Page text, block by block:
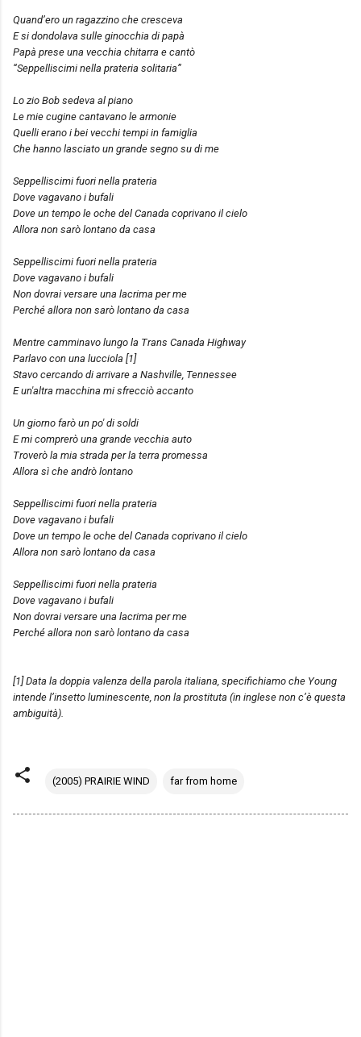
Quand’ero un ragazzino che cresceva
E si dondolava sulle ginocchia di papà
Papà prese una vecchia chitarra e cantò
“Seppelliscimi nella prateria solitaria”
Lo zio Bob sedeva al piano
Le mie cugine cantavano le armonie
Quelli erano i bei vecchi tempi in famiglia
Che hanno lasciato un grande segno su di me
Seppelliscimi fuori nella prateria
Dove vagavano i bufali
Dove un tempo le oche del Canada coprivano il cielo
Allora non sarò lontano da casa
Seppelliscimi fuori nella prateria
Dove vagavano i bufali
Non dovrai versare una lacrima per me
Perché allora non sarò lontano da casa
Mentre camminavo lungo la Trans Canada Highway
Parlavo con una lucciola [1]
Stavo cercando di arrivare a Nashville, Tennessee
E un'altra macchina mi sfrecciò accanto
Un giorno farò un po' di soldi
E mi comprerò una grande vecchia auto
Troverò la mia strada per la terra promessa
Allora sì che andrò lontano
Seppelliscimi fuori nella prateria
Dove vagavano i bufali
Dove un tempo le oche del Canada coprivano il cielo
Allora non sarò lontano da casa
Seppelliscimi fuori nella prateria
Dove vagavano i bufali
Non dovrai versare una lacrima per me
Perché allora non sarò lontano da casa
[1] Data la doppia valenza della parola italiana, specifichiamo che Young
intende l’insetto luminescente, non la prostituta (in inglese non c’è questa
ambiguità).
(2005) PRAIRIE WIND far from home